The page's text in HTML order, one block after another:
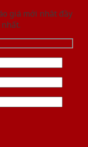
giá mới nhât đầy